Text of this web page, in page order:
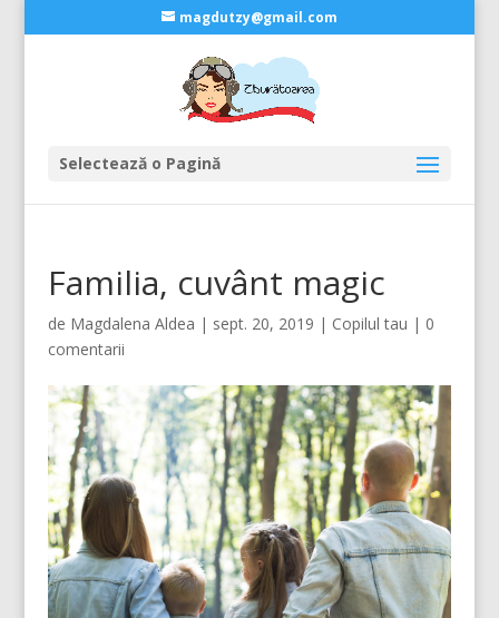
magdutzy@gmail.com
Selectează o Pagină
Familia, cuvânt magic
de Magdalena Aldea | sept. 20, 2019 | Copilul tau | 0
comentarii